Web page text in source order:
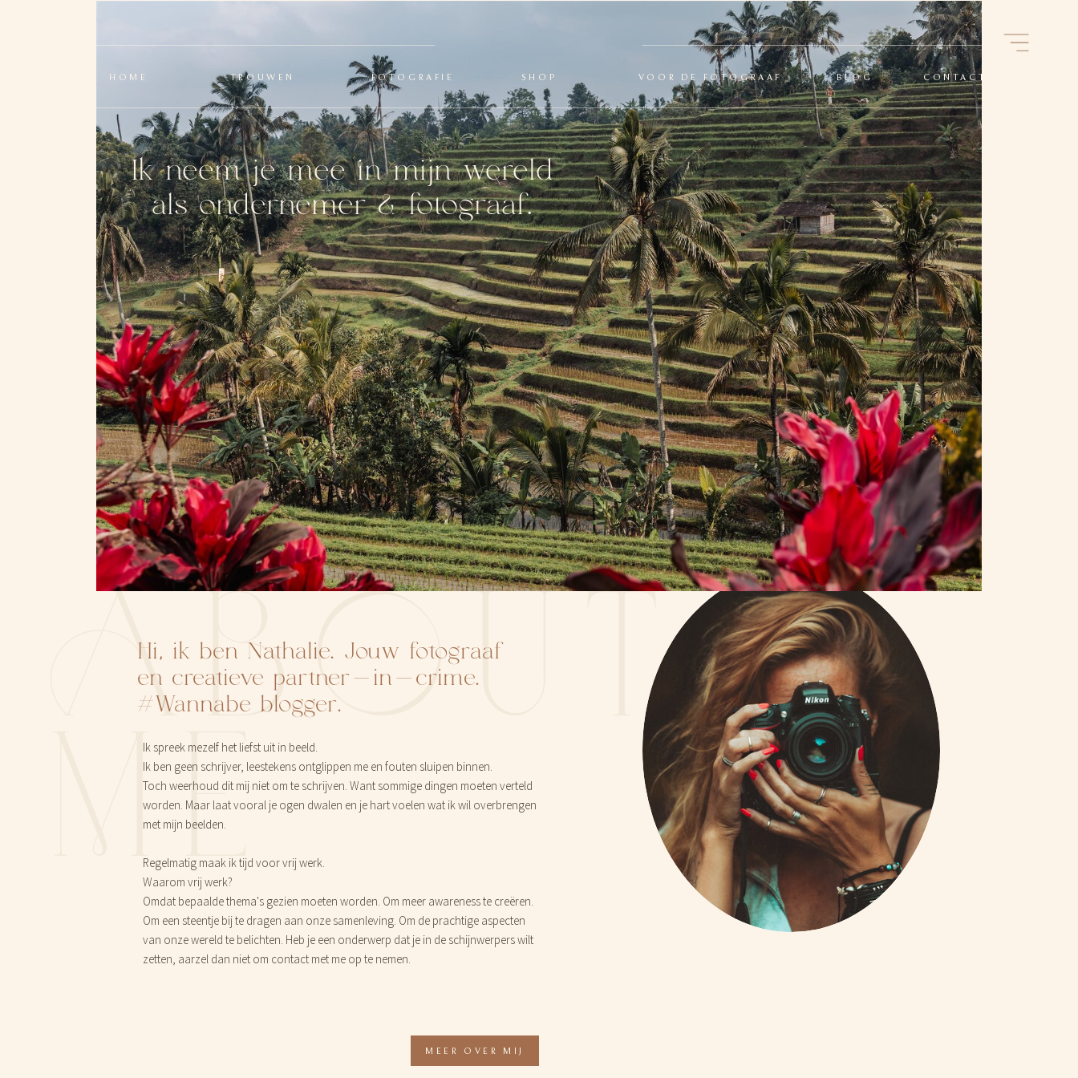
CONTACT
BLOG
VOOR DE FOTOGRAAF
SHOP
TROUWEN FOTOGRAFIE
HOME
Ik neem je mee in mijn wereld
als ondernemer & fotograaf.
ABOUT
ME
MEER OVER MIJ
Ik spreek mezelf het liefst uit in beeld.
Ik ben geen schrijver, leestekens ontglippen me en fouten sluipen binnen.
Toch weerhoud dit mij niet om te schrijven. Want sommige dingen moeten verteld
worden. Maar laat vooral je ogen dwalen en je hart voelen wat ik wil overbrengen
met mijn beelden.
Regelmatig maak ik tijd voor vrij werk.
Waarom vrij werk?
Omdat bepaalde thema's gezien moeten worden. Om meer awareness te creëren.
Om een steentje bij te dragen aan onze samenleving. Om de prachtige aspecten
van onze wereld te belichten. Heb je een onderwerp dat je in de schijnwerpers wilt
zetten, aarzel dan niet om contact met me op te nemen.
Hi, ik ben Nathalie. Jouw fotograaf
en creatieve partner-in-crime.
#Wannabe blogger.